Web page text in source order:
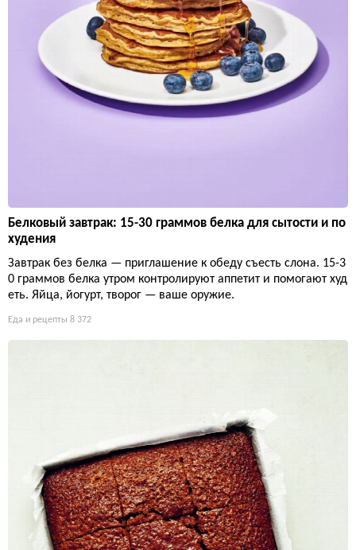
Белковый завтрак: 15-30 граммов белка для сытости и по
худения
Завтрак без белка — приглашение к обеду съесть слона. 15-3
0 граммов белка утром контролируют аппетит и помогают худ
еть. Яйца, йогурт, творог — ваше оружие.
Еда и рецепты 8 372